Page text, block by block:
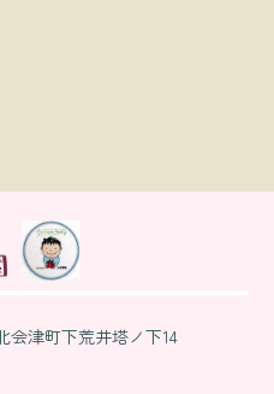
会津町下荒井塔ノ下14